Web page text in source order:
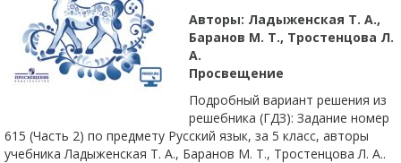
Авторы: Ладыженская Т. А.,
Баранов М. Т., Тростенцова Л.
А.
Просвещение
Подробный вариант решения из
решебника (ГДЗ): Задание номер
615 (Часть 2) по предмету Русский язык, за 5 класс, авторы
учебника Ладыженская Т. А., Баранов М. Т., Тростенцова Л. А..